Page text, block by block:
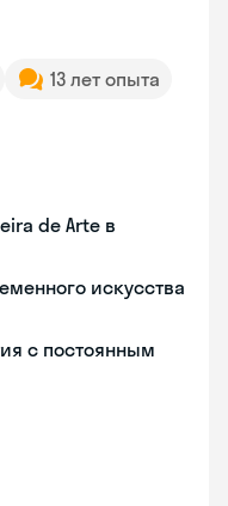
13 лет опыта
de Arte в
искусства
с постоянным